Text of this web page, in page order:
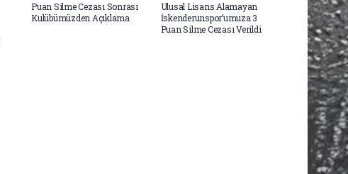
Puan Silme Cezası Sonrası
Kulübümüzden Açıklama
Ulusal Lisans Alamayan
İskenderunspor’umuza 3
Puan Silme Cezası Verildi